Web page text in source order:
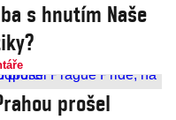
s hnutím Naše
prošel